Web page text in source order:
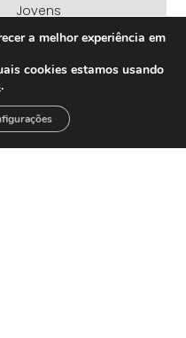
Jovens
Emergenciais
Campanha
Yanomami
a melhor experiência em
cookies estamos usando
.